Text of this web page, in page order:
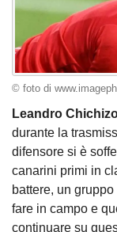
© foto di
Leandro
durante la
difensore si è
canarini primi in
battere, un
fare in campo e
continuare su